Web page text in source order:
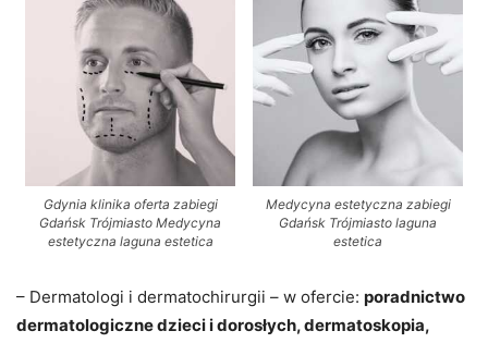
Gdynia klinika oferta zabiegi
Gdańsk Trójmiasto Medycyna
estetyczna laguna estetica
Medycyna estetyczna zabiegi
Gdańsk Trójmiasto laguna
estetica
– Dermatologi i dermatochirurgii – w ofercie: poradnictwo
dermatologiczne dzieci i dorosłych, dermatoskopia,